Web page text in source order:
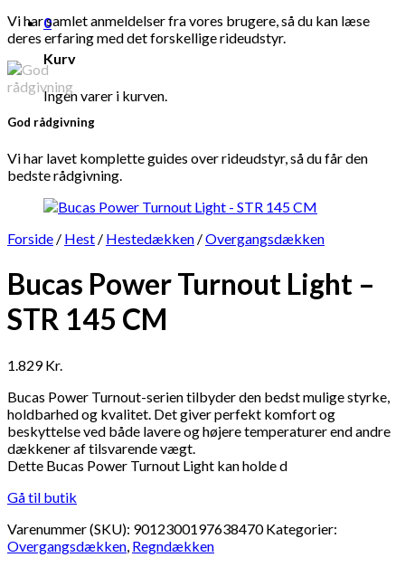
0
Kurv
Ingen varer i kurven.
Vi har samlet anmeldelser fra vores brugere, så du kan læse
deres erfaring med det forskellige rideudstyr.
God rådgivning
Vi har lavet komplette guides over rideudstyr, så du får den
bedste rådgivning.
Forside / Hest / Hestedækken /Overgangsdækken
Bucas Power Turnout Light –
STR 145 CM
1.829Kr.
Bucas Power Turnout-serien tilbyder den bedst mulige styrke,
holdbarhed og kvalitet. Det giver perfekt komfort og
beskyttelse ved både lavere og højere temperaturer end andre
dækkener af tilsvarende vægt.
Dette Bucas Power Turnout Light kan holde d
Gå til butik
Varenummer (SKU): 9012300197638470 Kategorier:
Overgangsdækken, Regndækken